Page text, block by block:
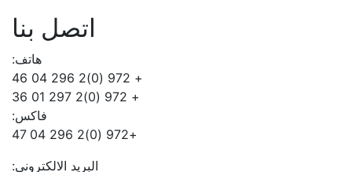
اتصل بنا
هاتف:
فاكس:
البريد الالكتروني: